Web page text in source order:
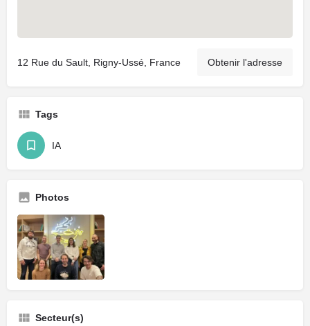
12 Rue du Sault, Rigny-Ussé, France Obtenir l'adresse
Tags
IA
Photos
Secteur(s)